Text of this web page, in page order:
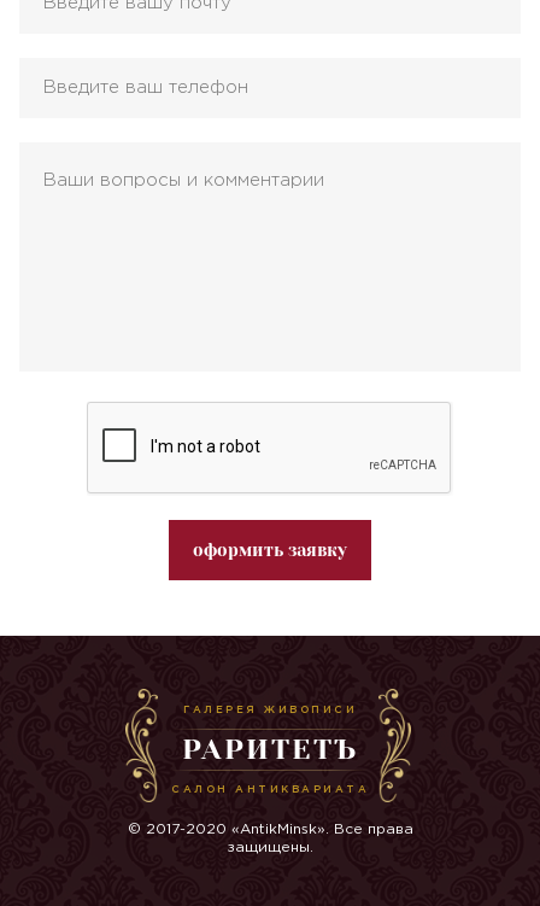
оформить заявку
ГАЛЕРЕЯ ЖИВОПИСИ
РАРИТЕТЪ
САЛОН АНТИКВАРИАТА
© 2017-2020 «AntikMinsk». Все права
защищены.